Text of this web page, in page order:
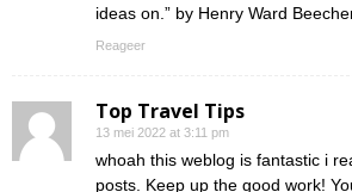
ideas on.” by Henry Ward
Reageer
Top Travel Tips
13 mei 2022 at 3:11 pm
whoah this weblog is fantastic i
posts. Keep up the good work!